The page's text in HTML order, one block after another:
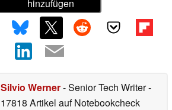
hinzufügen
Silvio Werner- Senior Tech Writer-
17818 Artikel auf Notebookcheck